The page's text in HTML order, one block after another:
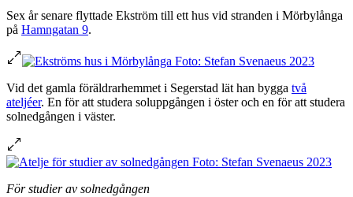
Sex år senare flyttade Ekström till ett hus vid stranden i Mörbylånga
på Hamngatan 9.
Vid det gamla föräldrarhemmet i Segerstad lät han bygga två
ateljéer. En för att studera soluppgången i öster och en för att studera
solnedgången i väster.
För studier av solnedgången